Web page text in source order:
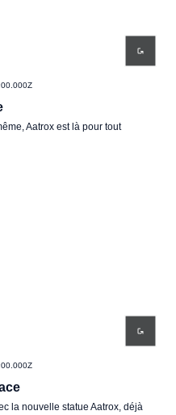
Aatrox est là pour tout
la nouvelle statue Aatrox, déjà